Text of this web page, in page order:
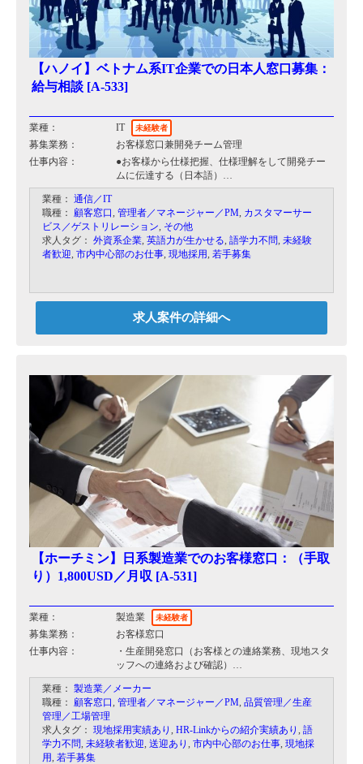
【ハノイ】ベトナム系IT企業での日本人窓口募集：
給与相談 [A-533]
業種： IT 未経験者
募集業務：
お客様窓口兼開発チーム管理
仕事内容：
●お客様から仕様把握、仕様理解をして開発チー
ムに伝達する（日本語）
●各種資料作成
設計書
その他必要な資料
●チーム内で作成した資料の日本語レビュー
・お客様と打ち合わせするときの窓口
＋）その他
・その他（社内活動：セミナー、勉強会など
に参加）
業種： 通信／IT
職種： 顧客窓口, 管理者／マネージャー／PM, カスタマーサー
ビス／ゲストリレーション, その他
求人タグ： 外資系企業, 英語力が生かせる, 語学力不問, 未経験
者歓迎, 市内中心部のお仕事, 現地採用, 若手募集
求人案件の詳細へ
【ホーチミン】日系製造業でのお客様窓口：（手取
り）1,800USD／月収 [A-531]
業種： 製造業 未経験者
募集業務：
お客様窓口
仕事内容：
・生産開発窓口（お客様との連絡業務、現地スタ
ッフへの連絡および確認）
・担当ブランドの品質、価格、納期の管理
・ベトナム人社員のマネジメント
業種： 製造業／メーカー
職種： 顧客窓口, 管理者／マネージャー／PM, 品質管理／生産
管理／工場管理
求人タグ： 現地採用実績あり , HR-Linkからの紹介実績あり , 語
学力不問, 未経験者歓迎, 送迎あり , 市内中心部のお仕事, 現地採
用, 若手募集